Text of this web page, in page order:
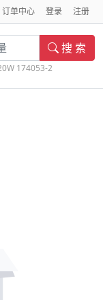
订单中心 登录 注册
搜 索
174053-2